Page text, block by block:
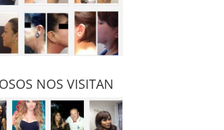
NOS VISITAN